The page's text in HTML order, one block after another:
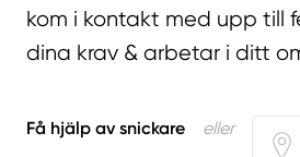
kom i kontakt med upp till
dina krav & arbetar i ditt
Få hjälp av snickare eller